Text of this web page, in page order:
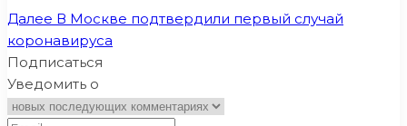
Далее В Москве подтвердили первый случай
коронавируса
Подписаться
Уведомить о